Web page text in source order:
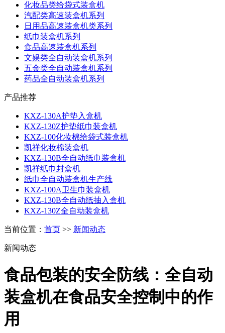
化妆品类给袋式装盒机
汽配类高速装盒机系列
日用品高速装盒机类系列
纸巾装盒机系列
食品高速装盒机系列
文娱类全自动装盒机系列
五金类全自动装盒机系列
药品全自动装盒机系列
产品推荐
KXZ-130A护垫入盒机
KXZ-130Z护垫纸巾装盒机
KXZ-100化妆棉给袋式装盒机
凯祥化妆棉装盒机
KXZ-130B全自动纸巾装盒机
凯祥纸巾封盒机
纸巾全自动装盒机生产线
KXZ-100A卫生巾装盒机
KXZ-130B全自动纸抽入盒机
KXZ-130Z全自动装盒机
当前位置： 首页 >> 新闻动态
新闻动态
食品包装的安全防线：全自动
装盒机在食品安全控制中的作
用